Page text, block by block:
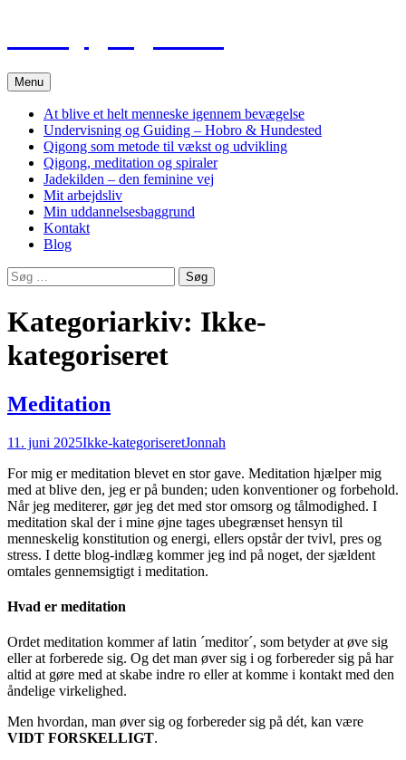
Menu
At blive et helt menneske igennem bevægelse
Undervisning og Guiding – Hobro & Hundested
Qigong som metode til vækst og udvikling
Qigong, meditation og spiraler
Jadekilden – den feminine vej
Mit arbejdsliv
Min uddannelsesbaggrund
Kontakt
Blog
Søg
efter:
Kategoriarkiv: Ikke-
kategoriseret
Meditation
11. juni 2025Ikke-kategoriseretJonnah
For mig er meditation blevet en stor gave. Meditation hjælper mig
med at blive den, jeg er på bunden; uden konventioner og forbehold.
Når jeg mediterer, gør jeg det med stor omsorg og tålmodighed. I
meditation skal der i mine øjne tages ubegrænset hensyn til
menneskelig konstitution og energi, ellers opstår der tvivl, pres og
stress. I dette blog-indlæg kommer jeg ind på noget, der sjældent
omtales gennemsigtigt i meditation.
Hvad er meditation
Ordet meditation kommer af latin ´meditor´, som betyder at øve sig
eller at forberede sig. Og det man øver sig i og forbereder sig på har
altid at gøre med at skabe indre ro eller at komme i kontakt med den
åndelige virkelighed.
Men hvordan, man øver sig og forbereder sig på dét, kan være
VIDT FORSKELLIGT.